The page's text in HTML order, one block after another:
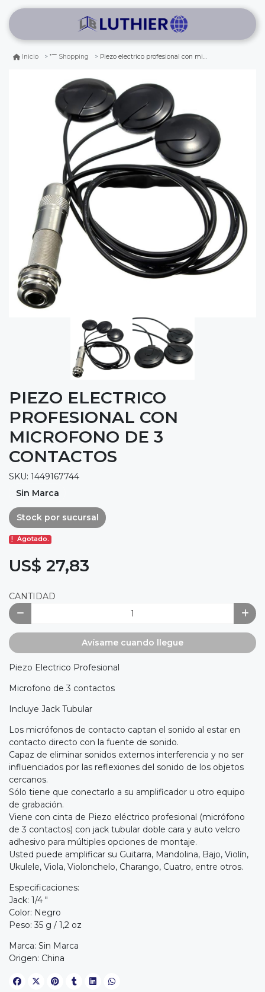
Inicio Shopping Piezo electrico profesional con microfono de 3 contactos
PIEZO ELECTRICO
PROFESIONAL CON
MICROFONO DE 3
CONTACTOS
SKU: 1449167744
Sin Marca
Stock por sucursal
Agotado.
US$ 27,83
CANTIDAD
Avísame cuando llegue
Piezo Electrico Profesional
Microfono de 3 contactos
Incluye Jack Tubular
Los micrófonos de contacto captan el sonido al estar en
contacto directo con la fuente de sonido.
Capaz de eliminar sonidos externos interferencia y no ser
influenciados por las reflexiones del sonido de los objetos
cercanos.
Sólo tiene que conectarlo a su amplificador u otro equipo
de grabación.
Viene con cinta de Piezo eléctrico profesional (micrófono
de 3 contactos) con jack tubular doble cara y auto velcro
adhesivo para múltiples opciones de montaje.
Usted puede amplificar su Guitarra, Mandolina, Bajo, Violín,
Ukulele, Viola, Violonchelo, Charango, Cuatro, entre otros.
Especificaciones:
Jack: 1/4 "
Color: Negro
Peso: 35 g / 1,2 oz
Marca: Sin Marca
Origen: China